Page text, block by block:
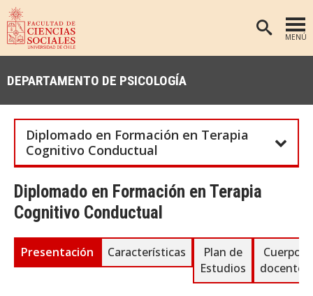
MENÚ
DEPARTAMENTOS
ANTROPOLOGÍA
EDUCACIÓN
PSICOLOGÍA
SOCIOLOGÍA
PREGRADO
POSTGRADO
INVESTIGACIÓN
PUBLICACIONES
BIBLIOTECA
DEPARTAMENTO DE PSICOLOGÍA
Diplomado en Formación en Terapia
Cognitivo Conductual
Diplomado en Formación en Terapia
Cognitivo Conductual
Presentación Características
Plan de
Estudios
Cuerpo
docente